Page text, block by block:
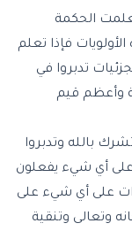
الحكمة
فإذا تعلم
تدبروا في
وأعظم قيم
بالله وتدبروا
أي شيء يفعلون
على أي شيء على
وتعالى وتنقية